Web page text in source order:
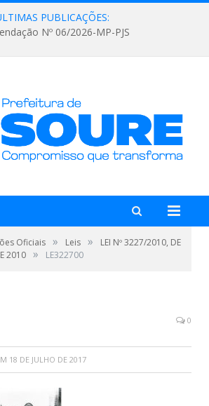
PUBLICAÇÕES:
Nº 06/2026-MP-PJS
Oficiais » Leis »
LEI Nº 3227/2010, DE
2010 » LE322700
0
18 DE JULHO DE 2017